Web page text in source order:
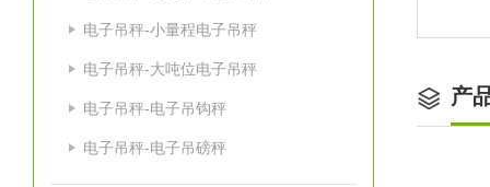
电子吊秤-小量程电子吊秤
电子吊秤-大吨位电子吊秤
电子吊秤-电子吊钩秤
电子吊秤-电子吊磅秤
产